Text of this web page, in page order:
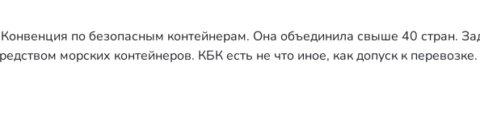
Конвенция по безопасным контейнерам. Она объединила свыше 40 стран.
морских контейнеров. КБК есть не что иное, как допуск к перевозке.